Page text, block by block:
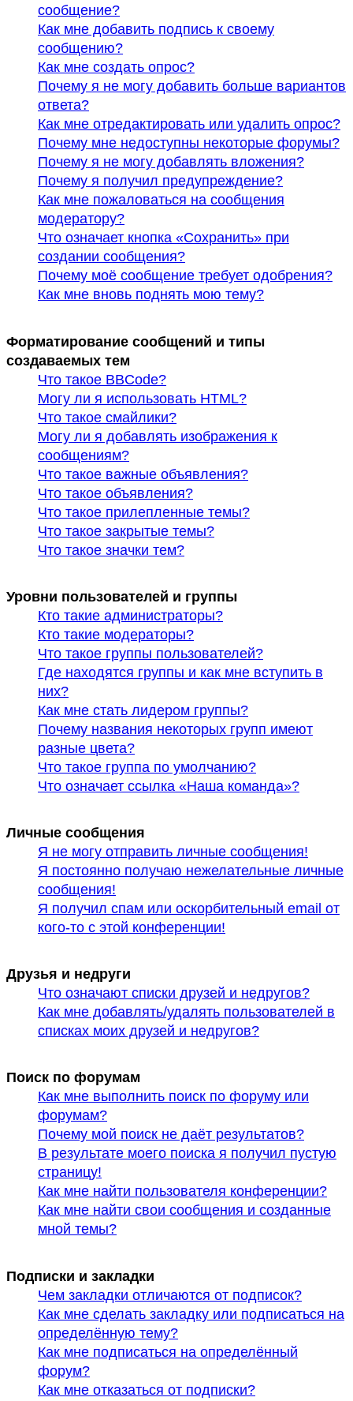
сообщение?
Как мне добавить подпись к своему
сообщению?
Как мне создать опрос?
Почему я не могу добавить больше вариантов
ответа?
Как мне отредактировать или удалить опрос?
Почему мне недоступны некоторые форумы?
Почему я не могу добавлять вложения?
Почему я получил предупреждение?
Как мне пожаловаться на сообщения
модератору?
Что означает кнопка «Сохранить» при
создании сообщения?
Почему моё сообщение требует одобрения?
Как мне вновь поднять мою тему?
Форматирование сообщений и типы
создаваемых тем
Что такое BBCode?
Могу ли я использовать HTML?
Что такое смайлики?
Могу ли я добавлять изображения к
сообщениям?
Что такое важные объявления?
Что такое объявления?
Что такое прилепленные темы?
Что такое закрытые темы?
Что такое значки тем?
Уровни пользователей и группы
Кто такие администраторы?
Кто такие модераторы?
Что такое группы пользователей?
Где находятся группы и как мне вступить в
них?
Как мне стать лидером группы?
Почему названия некоторых групп имеют
разные цвета?
Что такое группа по умолчанию?
Что означает ссылка «Наша команда»?
Личные сообщения
Я не могу отправить личные сообщения!
Я постоянно получаю нежелательные личные
сообщения!
Я получил спам или оскорбительный email от
кого-то с этой конференции!
Друзья и недруги
Что означают списки друзей и недругов?
Как мне добавлять/удалять пользователей в
списках моих друзей и недругов?
Поиск по форумам
Как мне выполнить поиск по форуму или
форумам?
Почему мой поиск не даёт результатов?
В результате моего поиска я получил пустую
страницу!
Как мне найти пользователя конференции?
Как мне найти свои сообщения и созданные
мной темы?
Подписки и закладки
Чем закладки отличаются от подписок?
Как мне сделать закладку или подписаться на
определённую тему?
Как мне подписаться на определённый
форум?
Как мне отказаться от подписки?